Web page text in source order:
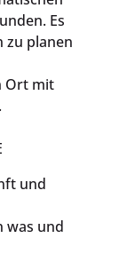
Es
zu planen
Ort mit
und
was und